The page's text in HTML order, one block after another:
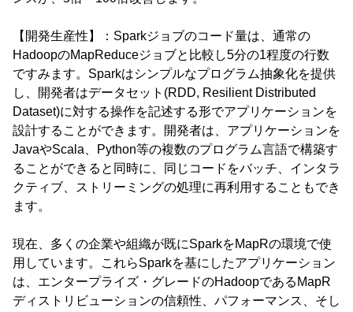
【開発生産性】：Sparkジョブのコード量は、通常の
HadoopのMapReduceジョブと比較し5分の1程度の行数
ですみます。Sparkはシンプルなプログラム抽象化を提供
し、開発者はデータセット(RDD, Resilient Distributed
Dataset)に対する操作を記述する形でアプリケーションを
設計することができます。開発者は、アプリケーションを
JavaやScala、Python等の複数のプログラム言語で構築す
ることができると同時に、同じコードをバッチ、インタラ
クティブ、ストリーミングの処理に再利用することもでき
ます。
現在、多くの企業や組織が既にSparkをMapRの環境で使
用しています。これらSparkを基にしたアプリケーション
は、エンタープライズ・グレードのHadoopであるMapR
ディストリビューションの信頼性、パフォーマンス、そし